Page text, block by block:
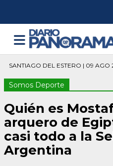
SANTIAGO DEL ESTERO | 09 AGO
Somos Deporte
Quién es
arquero de
casi todo a la
Argentina